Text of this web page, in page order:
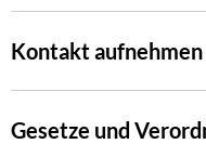
Kontakt
Gesetze und